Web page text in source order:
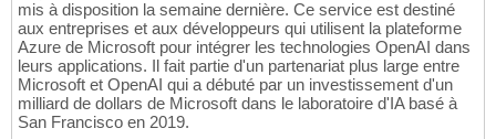
mis à disposition la semaine dernière. Ce service est destiné
aux entreprises et aux développeurs qui utilisent la plateforme
Azure de Microsoft pour intégrer les technologies OpenAI dans
leurs applications. Il fait partie d'un partenariat plus large entre
Microsoft et OpenAI qui a débuté par un investissement d'un
milliard de dollars de Microsoft dans le laboratoire d'IA basé à
San Francisco en 2019.